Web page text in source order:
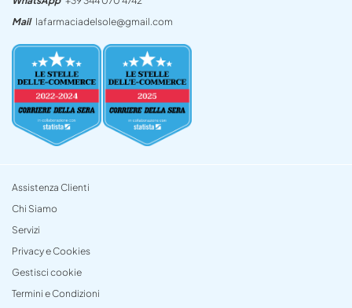
Mail lafarmaciadelsole@gmail.com
Assistenza Clienti
Chi Siamo
Servizi
Privacy e Cookies
Gestisci cookie
Termini e Condizioni